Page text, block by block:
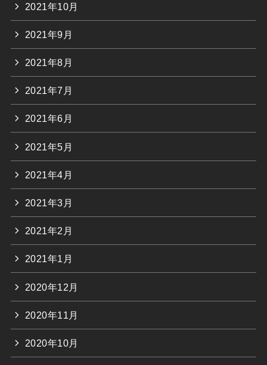
2021年10月
2021年9月
2021年8月
2021年7月
2021年6月
2021年5月
2021年4月
2021年3月
2021年2月
2021年1月
2020年12月
2020年11月
2020年10月